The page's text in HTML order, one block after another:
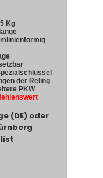
Kg
der Reling
PKW
(DE) oder